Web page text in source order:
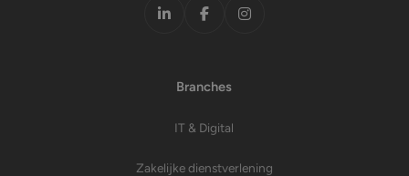
LinkedInFacebookInstagram
Branches
IT & Digital
Zakelijke dienstverlening